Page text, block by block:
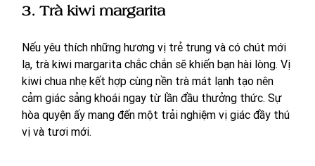
3. Trà kiwi margarita
Nếu yêu thích những hương vị trẻ trung và có chút mới
lạ, trà kiwi margarita chắc chắn sẽ khiến bạn hài lòng. Vị
kiwi chua nhẹ kết hợp cùng nền trà mát lạnh tạo nên
cảm giác sảng khoái ngay từ lần đầu thưởng thức. Sự
hòa quyện ấy mang đến một trải nghiệm vị giác đầy thú
vị và tươi mới.